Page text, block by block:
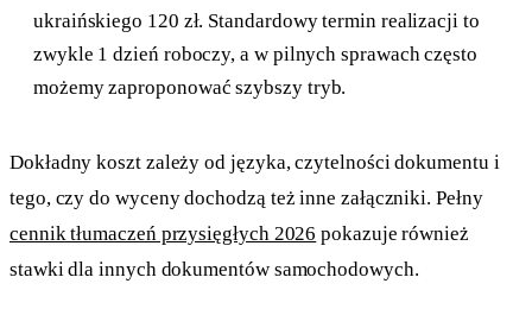
ukraińskiego 120 zł. Standardowy termin realizacji to
zwykle 1 dzień roboczy, a w pilnych sprawach często
możemy zaproponować szybszy tryb.
Dokładny koszt zależy od języka, czytelności dokumentu i
tego, czy do wyceny dochodzą też inne załączniki. Pełny
cennik tłumaczeń przysięgłych 2026 pokazuje również
stawki dla innych dokumentów samochodowych.